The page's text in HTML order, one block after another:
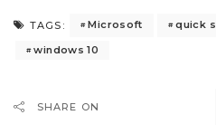
TAGS: Microsoft quick
windows 10
SHARE ON